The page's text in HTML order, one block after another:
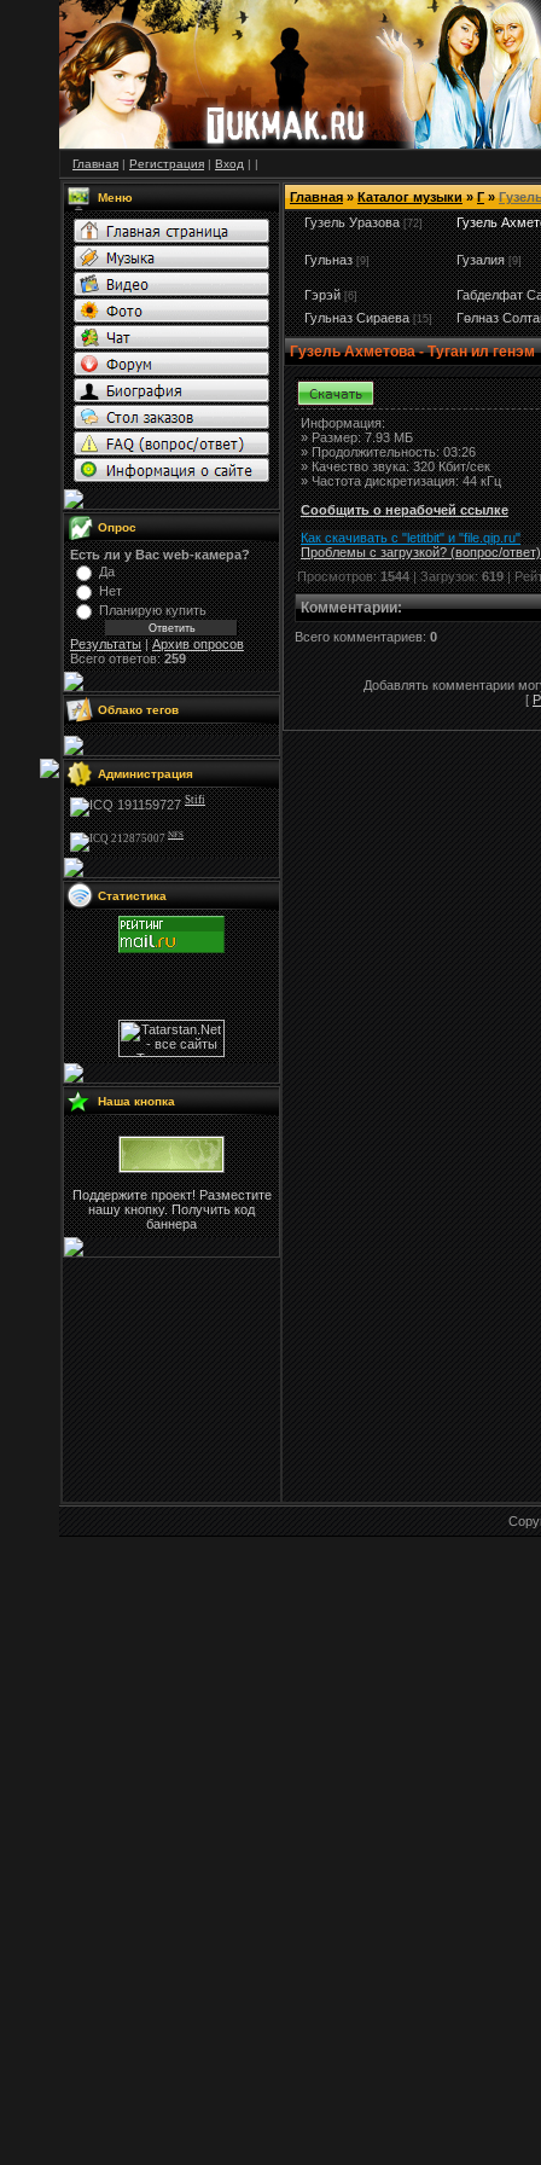
Главная | Регистрация | Вход | |
Меню
Опрос
Есть ли у Вас web-камера?
Да
Нет
Планирую купить
Результаты|Архив опросов
Всего ответов:259
Облако тегов
Администрация
Stifi
NFS
Статистика
Наша кнопка
Поддержите проект! Разместите
нашу кнопку. Получить код
баннера
Главная»Каталог музыки»Г»
Гузель Уразова [72] Гузель
Гульназ [9] Гузалия [9]
Гэрэй [6]
Габделфат
Гульназ Сираева [15] Гөлназ
Гузель Ахметова - Туган ил генэм
Информация:
»Размер:7.93 МБ
» Продолжительность: 03:26
» Качество звука: 320 Кбит/сек
» Частота дискретизация: 44 кГц
Сообщить о нерабочей ссылке
Как скачивать с "letitbit" и "file.qip.ru"
Проблемы с загрузкой? (вопрос/ответ)
Просмотров:1544| Загрузок:619|
Комментарии:
Всего комментариев: 0
Добавлять комментарии
[